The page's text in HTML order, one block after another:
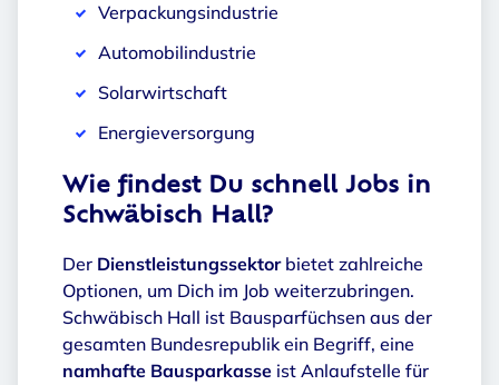
Verpackungsindustrie
Automobilindustrie
Solarwirtschaft
Energieversorgung
Wie findest Du schnell Jobs in
Schwäbisch Hall?
Der Dienstleistungssektorbietet zahlreiche
Optionen, um Dich im Job weiterzubringen.
Schwäbisch Hall ist Bausparfüchsen aus der
gesamten Bundesrepublik ein Begriff, eine
namhafte Bausparkasse ist Anlaufstelle für